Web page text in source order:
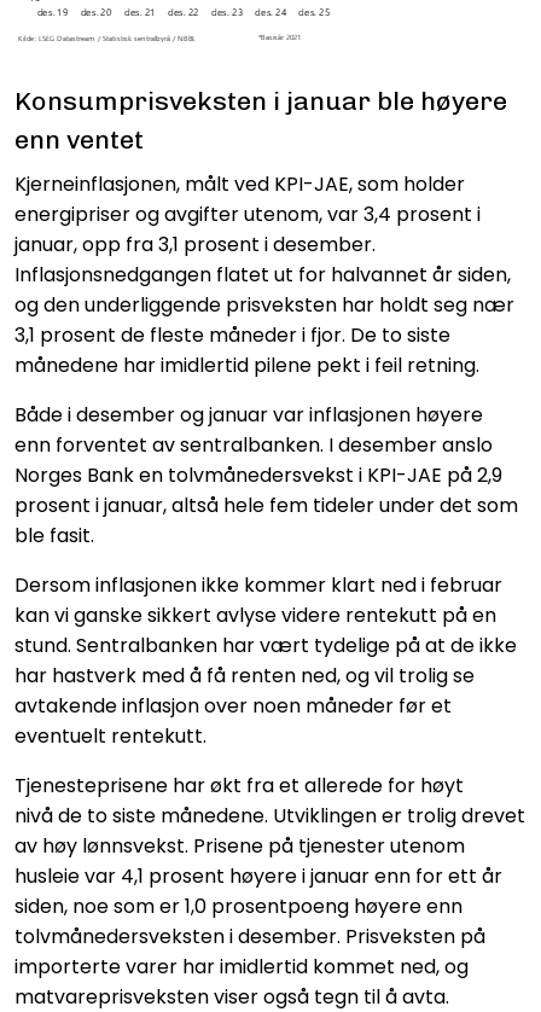
Konsumprisveksten i januar ble høyere
enn ventet
Kjerneinflasjonen, målt ved KPI-JAE, som holder
energipriser og avgifter utenom, var 3,4 prosent i
januar, opp fra 3,1 prosent i desember.
Inflasjonsnedgangen flatet ut for halvannet år siden,
og den underliggende prisveksten har holdt seg nær
3,1 prosent de fleste måneder i fjor. De to siste
månedene har imidlertid pilene pekt i feil retning.
Både i desember og januar var inflasjonen høyere
enn forventet av sentralbanken. I desember anslo
Norges Bank en tolvmånedersvekst i KPI-JAE på 2,9
prosent i januar, altså hele fem tideler under det som
ble fasit.
Dersom inflasjonen ikke kommer klart ned i februar
kan vi ganske sikkert avlyse videre rentekutt på en
stund. Sentralbanken har vært tydelige på at de ikke
har hastverk med å få renten ned, og vil trolig se
avtakende inflasjon over noen måneder før et
eventuelt rentekutt.
Tjenesteprisene har økt fra et allerede for høyt
nivå de to siste månedene. Utviklingen er trolig drevet
av høy lønnsvekst. Prisene på tjenester utenom
husleie var 4,1 prosent høyere i januar enn for ett år
siden, noe som er 1,0 prosentpoeng høyere enn
tolvmånedersveksten i desember. Prisveksten på
importerte varer har imidlertid kommet ned, og
matvareprisveksten viser også tegn til å avta.